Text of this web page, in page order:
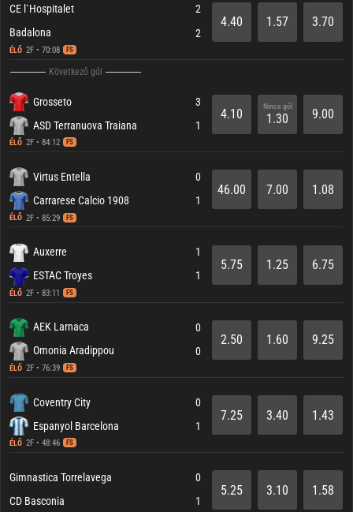
CE l`Hospitalet
Badalona
ÉLŐ 2F • 70:08 FS
2
2
4.40 1.57 3.70
Következő gól
Grosseto
ASD Terranuova Traiana
ÉLŐ 2F • 84:12 FS
3
1
4.10
Nincs gól
1.30 9.00
Virtus Entella
Carrarese Calcio 1908
ÉLŐ 2F • 85:29 FS
0
1
46.00 7.00 1.08
Auxerre
ESTAC Troyes
ÉLŐ 2F • 83:11 FS
1
1
5.75 1.25 6.75
AEK Larnaca
Omonia Aradippou
ÉLŐ 2F • 76:39 FS
0
0
2.50 1.60 9.25
Coventry City
Espanyol Barcelona
ÉLŐ 2F • 48:46 FS
0
1
7.25 3.40 1.43
Gimnastica Torrelavega
CD Basconia
0
1
5.25 3.10 1.58